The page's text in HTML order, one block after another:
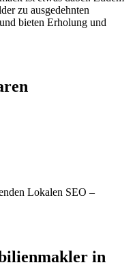
zu ausgedehnten
bieten Erholung und
Lokalen SEO –
in